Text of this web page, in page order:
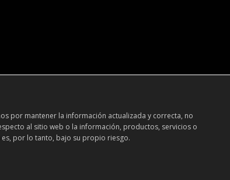
por mantener la información actualizada y correcta, no
al sitio web o la información, productos, servicios o
por lo tanto, bajo su propio riesgo.